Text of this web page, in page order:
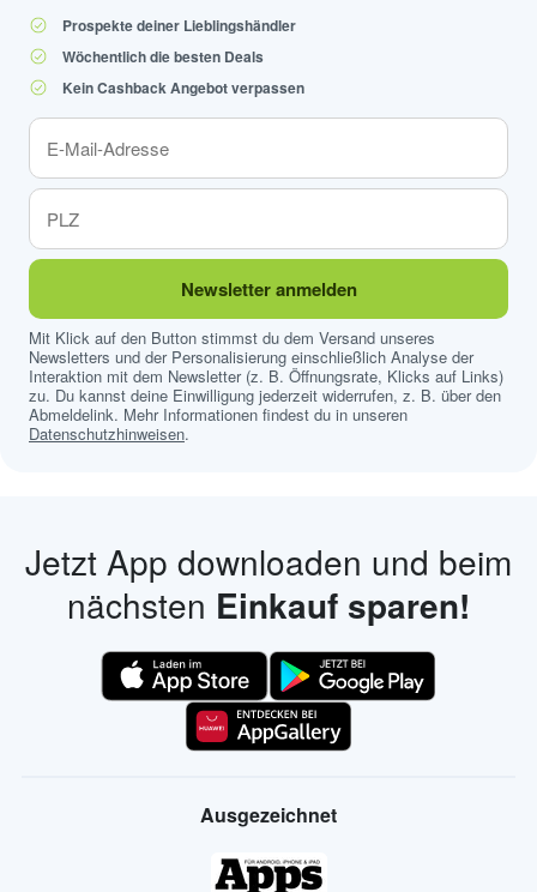
Prospekte deiner Lieblingshändler
Wöchentlich die besten Deals
Kein Cashback Angebot verpassen
Newsletter anmelden
Mit Klick auf den Button stimmst du dem Versand unseres
Newsletters und der Personalisierung einschließlich Analyse der
Interaktion mit dem Newsletter (z. B. Öffnungsrate, Klicks auf Links)
zu. Du kannst deine Einwilligung jederzeit widerrufen, z. B. über den
Abmeldelink. Mehr Informationen findest du in unseren
Datenschutzhinweisen.
Jetzt App downloaden und beim
nächsten Einkauf sparen!
Ausgezeichnet